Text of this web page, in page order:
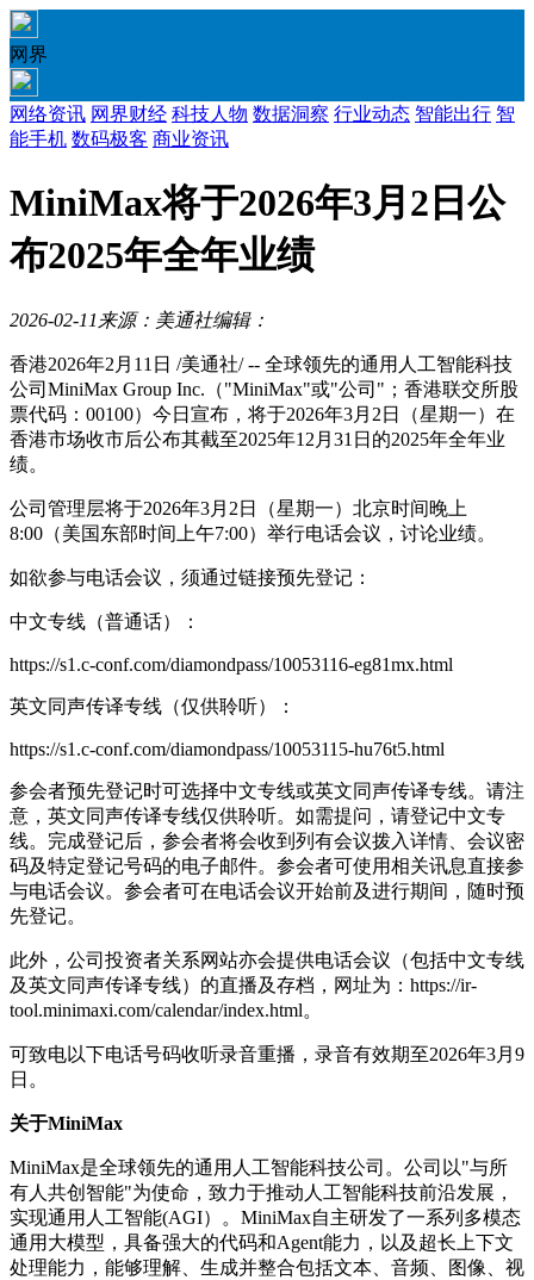
网界
网络资讯 网界财经 科技人物 数据洞察 行业动态 智能出行 智
能手机 数码极客 商业资讯
MiniMax将于2026年3月2日公
布2025年全年业绩
2026-02-11 来源：美通社编辑：
香港2026年2月11日 /美通社/ -- 全球领先的通用人工智能科技
公司MiniMax Group Inc.（"MiniMax"或"公司"；香港联交所股
票代码：00100）今日宣布，将于2026年3月2日（星期一）在
香港市场收市后公布其截至2025年12月31日的2025年全年业
绩。
公司管理层将于2026年3月2日（星期一）北京时间晚上
8:00（美国东部时间上午7:00）举行电话会议，讨论业绩。
如欲参与电话会议，须通过链接预先登记：
中文专线（普通话）：
https://s1.c-conf.com/diamondpass/10053116-eg81mx.html
英文同声传译专线（仅供聆听）：
https://s1.c-conf.com/diamondpass/10053115-hu76t5.html
参会者预先登记时可选择中文专线或英文同声传译专线。请注
意，英文同声传译专线仅供聆听。如需提问，请登记中文专
线。完成登记后，参会者将会收到列有会议拨入详情、会议密
码及特定登记号码的电子邮件。参会者可使用相关讯息直接参
与电话会议。参会者可在电话会议开始前及进行期间，随时预
先登记。
此外，公司投资者关系网站亦会提供电话会议（包括中文专线
及英文同声传译专线）的直播及存档，网址为：https://ir-
tool.minimaxi.com/calendar/index.html。
可致电以下电话号码收听录音重播，录音有效期至2026年3月9
日。
关于MiniMax
MiniMax是全球领先的通用人工智能科技公司。公司以"与所
有人共创智能"为使命，致力于推动人工智能科技前沿发展，
实现通用人工智能(AGI）。MiniMax自主研发了一系列多模态
通用大模型，具备强大的代码和Agent能力，以及超长上下文
处理能力，能够理解、生成并整合包括文本、音频、图像、视